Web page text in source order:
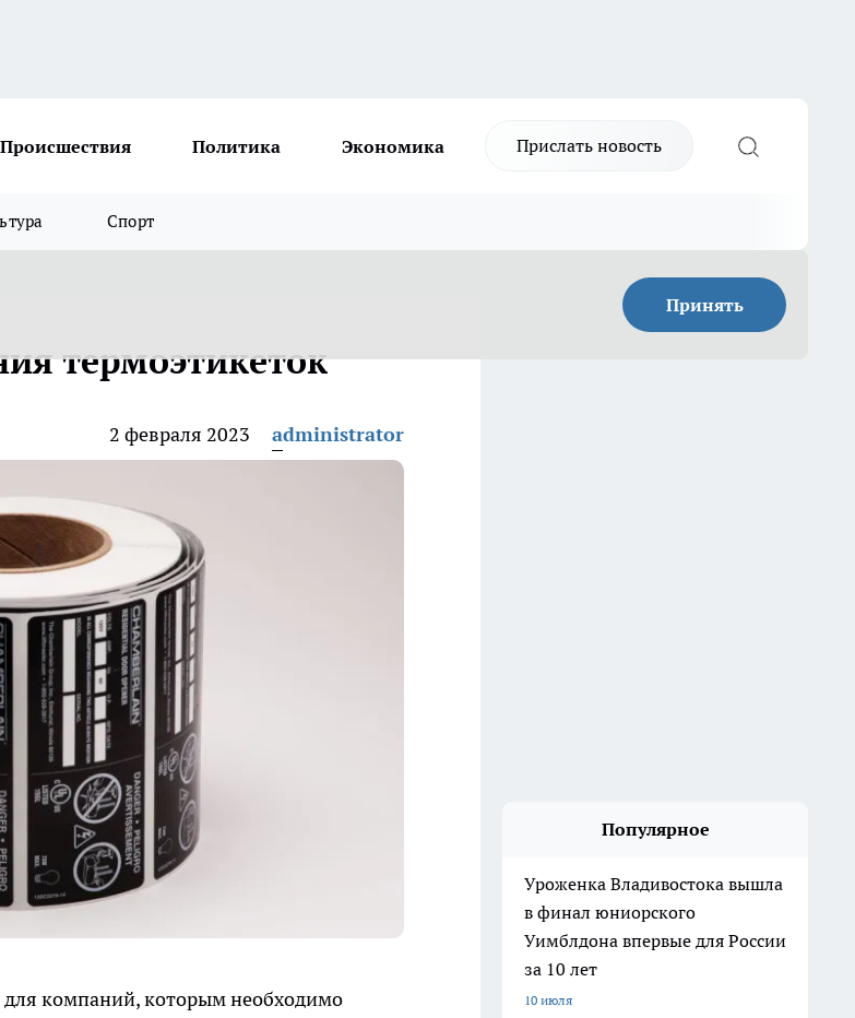
Происшествия Политика Экономика Прислать новость
Спорт
Принять
термоэтикеток
2 февраля 2023 administrator
компаний, которым необходимо
Популярное
Уроженка Владивостока вышла
в финал юниорского
Уимблдона впервые для России
за 10 лет
10 июля